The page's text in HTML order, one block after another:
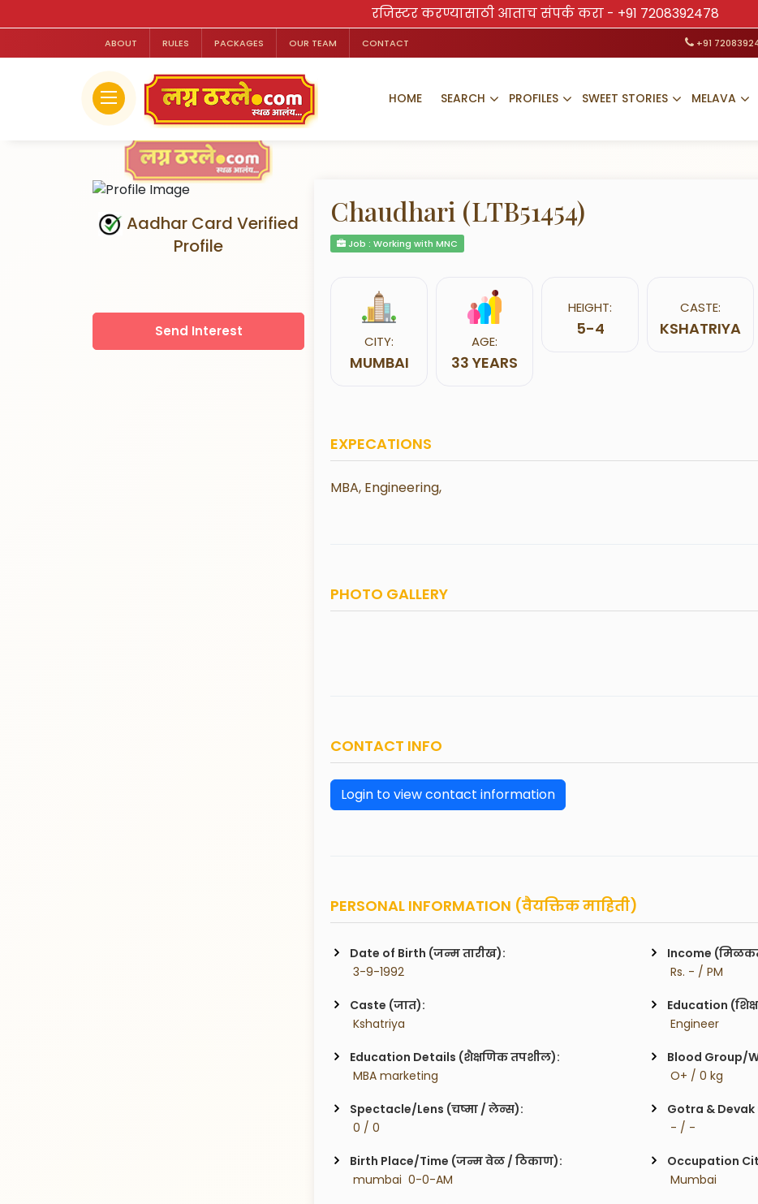
रजिस्टर करण्यासाठी आताच संपर्क करा - +91 7208392478
ABOUT RULES PACKAGES OUR TEAM CONTACT +91
HOME SEARCH PROFILES SWEET STORIES MELAVA
Aadhar Card Verified
Profile
Send Interest
Chaudhari (LTB51454)
Job : Working with MNC
CITY:
MUMBAI
AGE:
33 YEARS
HEIGHT:
5-4
CASTE:
KSHATRIYA
EXPECATIONS
MBA, Engineering,
PHOTO GALLERY
CONTACT INFO
Login to view contact information
PERSONAL INFORMATION (वैयक्तिक माहिती)
Date of Birth (जन्म तारीख):
3-9-1992
Income
Rs. - / PM
Caste (जात):
Kshatriya
Education
Engineer
Education Details (शैक्षणिक तपशील):
MBA marketing
Blood Group/
O+ / 0 kg
Spectacle/Lens (चष्मा / लेन्स):
0 / 0
Gotra & Devak
- / -
Birth Place/Time (जन्म वेळ / ठिकाण):
mumbai  0-0-AM
Occupation
Mumbai